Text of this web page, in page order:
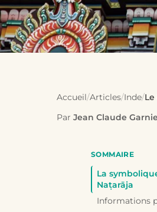
Accueil/Articles/Inde/
Par Jean Claude
SOMMAIRE
La
Naṭarāja
Informations